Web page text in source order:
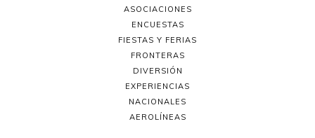
ASOCIACIONES
ENCUESTAS
FIESTAS Y FERIAS
FRONTERAS
DIVERSIÓN
EXPERIENCIAS
NACIONALES
AEROLÍNEAS